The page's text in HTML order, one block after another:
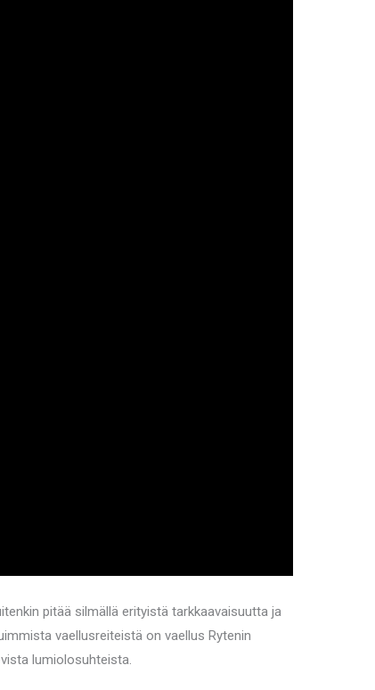
pitää silmällä erityistä tarkkaavaisuutta ja
vaellusreiteistä on vaellus Rytenin
lumiolosuhteista.